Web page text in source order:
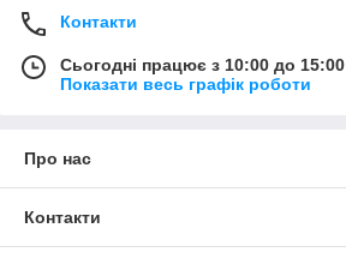
Контакти
Сьогодні працює з 10:00 до 15:00
Показати весь графік роботи
Про нас
Контакти